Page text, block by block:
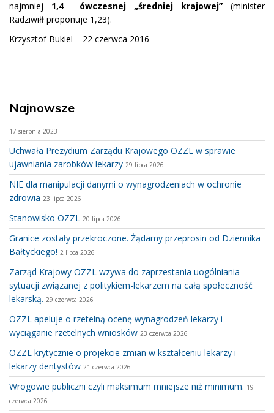
najmniej 1,4 ówczesnej „średniej krajowej” (minister
Radziwiłł proponuje 1,23).
Krzysztof Bukiel – 22 czerwca 2016
Najnowsze
17 sierpnia 2023
Uchwała Prezydium Zarządu Krajowego OZZL w sprawie
ujawniania zarobków lekarzy 29 lipca 2026
NIE dla manipulacji danymi o wynagrodzeniach w ochronie
zdrowia 23 lipca 2026
Stanowisko OZZL 20 lipca 2026
Granice zostały przekroczone. Żądamy przeprosin od Dziennika
Bałtyckiego! 2 lipca 2026
Zarząd Krajowy OZZL wzywa do zaprzestania uogólniania
sytuacji związanej z politykiem-lekarzem na całą społeczność
lekarską. 29 czerwca 2026
OZZL apeluje o rzetelną ocenę wynagrodzeń lekarzy i
wyciąganie rzetelnych wniosków 23 czerwca 2026
OZZL krytycznie o projekcie zmian w kształceniu lekarzy i
lekarzy dentystów 21 czerwca 2026
Wrogowie publiczni czyli maksimum mniejsze niż minimum. 19
czerwca 2026